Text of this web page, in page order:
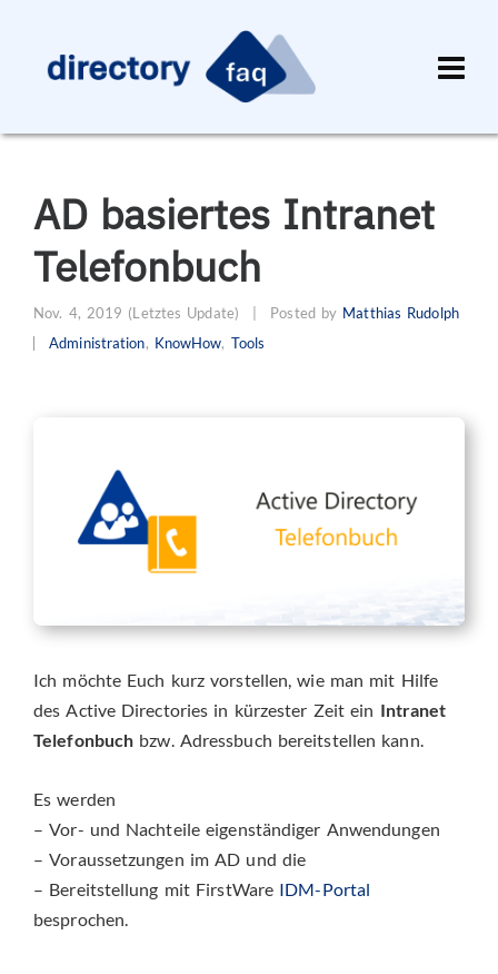
AD basiertes Intranet
Telefonbuch
Nov. 4, 2019 (Letztes Update) Posted by Matthias Rudolph
Administration, KnowHow, Tools
Ich möchte Euch kurz vorstellen, wie man mit Hilfe
des Active Directories in kürzester Zeit ein Intranet
Telefonbuch bzw. Adressbuch bereitstellen kann.
Es werden
– Vor- und Nachteile eigenständiger Anwendungen
– Voraussetzungen im AD und die
– Bereitstellung mit FirstWare IDM-Portal
besprochen.